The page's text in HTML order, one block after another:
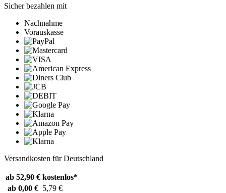
Sicher bezahlen mit
Nachnahme
Vorauskasse
Versandkosten für Deutschland
ab 52,90 € kostenlos*
ab 0,00 € 5,79 €